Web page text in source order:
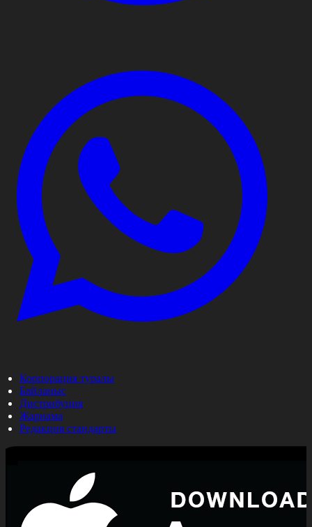
Корпорация туралы
Байланыс
Дистрибуция
Жарнама
Редакция стандарты